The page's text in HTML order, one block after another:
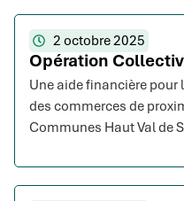
2 octobre 2025
Opération
Une aide financière pour
des commerces de
Communes Haut Val de